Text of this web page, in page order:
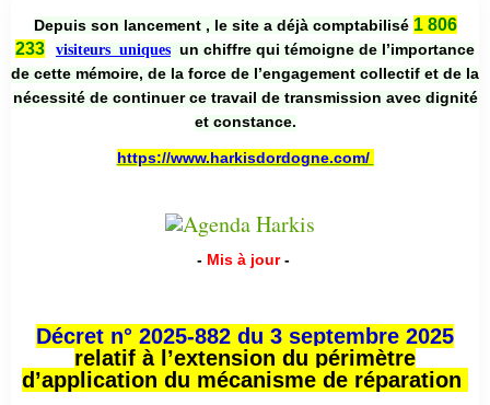
Depuis son lancement , le site a déjà comptabilisé 1 806
233
visiteurs uniques un chiffre qui témoigne de l’importance
de cette mémoire, de la force de l’engagement collectif et de la
nécessité de continuer ce travail de transmission avec dignité
et constance.
https://www.harkisdordogne.com/
- Mis à jour -
Décret n° 2025-882 du 3 septembre 2025
relatif à l’extension du périmètre
d’application du mécanisme de réparation